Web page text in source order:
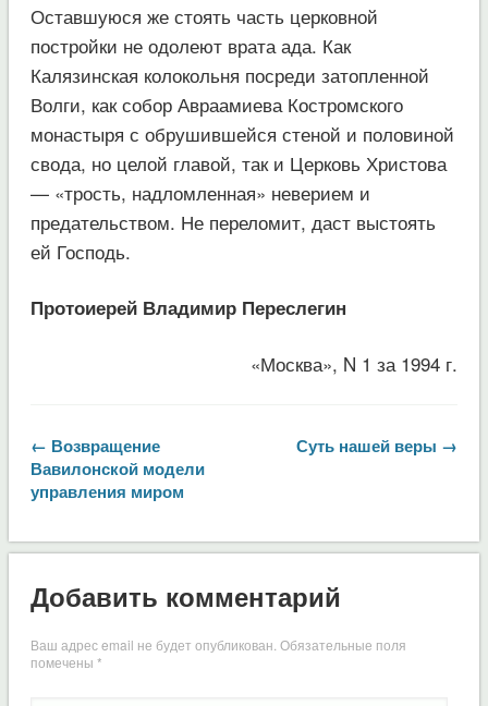
Оставшуюся же стоять часть церковной
постройки не одолеют врата ада. Как
Калязинская колокольня посреди затопленной
Волги, как собор Авраамиева Костромского
монастыря с обрушившейся стеной и половиной
свода, но целой главой, так и Церковь Христова
— «трость, надломленная» неверием и
предательством. Не переломит, даст выстоять
ей Господь.
Протоиерей Владимир Переслегин
«Москва», N 1 за 1994 г.
← Возвращение
Вавилонской модели
управления миром
Суть нашей веры →
Добавить комментарий
Ваш адрес email не будет опубликован.Обязательные поля
помечены *